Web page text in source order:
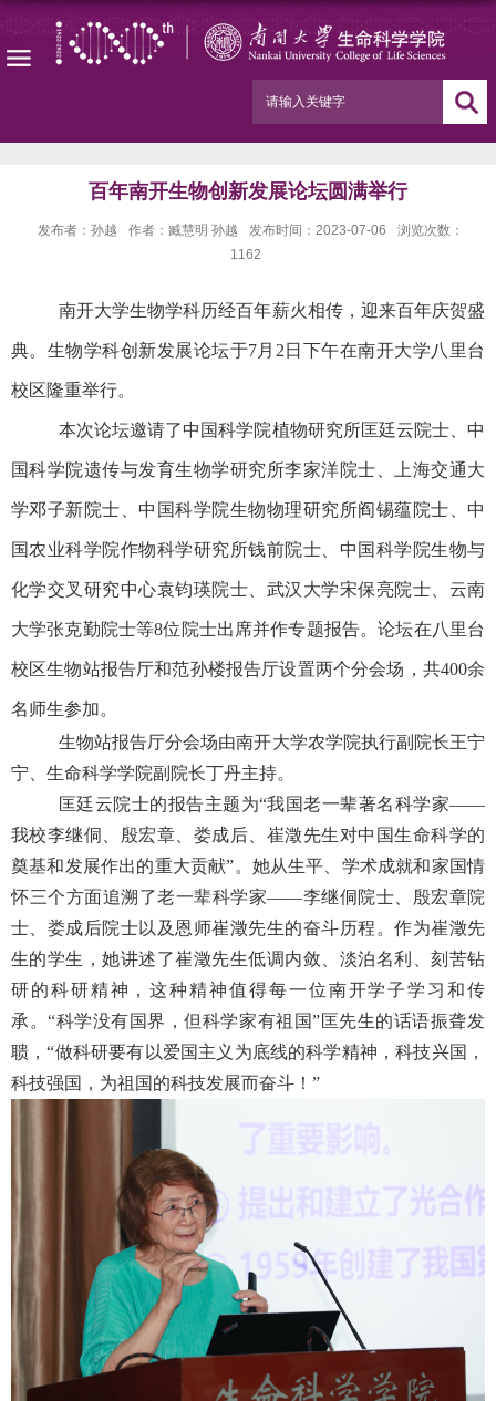
百年南开生物创新发展论坛圆满举行
发布者：孙越 作者：臧慧明 孙越 发布时间：2023-07-06
浏览次数：
1162
南开大学生物学科历经百年薪火相传，迎来百年庆贺盛
典。生物学科创新发展论坛于7月 2 日下午在南开大学八里台
校区隆重举行。
本次论坛邀请了中国科学院植物研究所匡廷云院士、中
国科学院遗传与发育生物学研究所李家洋院士、上海交通大
学邓子新院士、中国科学院生物物理研究所阎锡蕴院士、中
国农业科学院作物科学研究所钱前院士、中国科学院生物与
化学交叉研究中心袁钧瑛院士、武汉大学宋保亮院士、云南
大学张克勤院士等8位院士出席并作专题报告。论坛在八里台
校区生物站报告厅和范孙楼报告厅设置两个分会场，共400余
名师生参加。
生物站报告厅分会场由南开大学农学院执行副院长王宁
宁、生命科学学院副院长丁丹主持。
匡廷云院士的报告主题为“我国老一辈著名科学家——
我校李继侗、殷宏章、娄成后、崔澂先生对中国生命科学的
奠基和发展作出的重大贡献”。她从生平、学术成就和家国情
怀三个方面追溯了老一辈科学家——李继侗院士、殷宏章院
士、娄成后院士以及恩师崔澂先生的奋斗历程。作为崔澂先
生的学生，她讲述了崔澂先生低调内敛、淡泊名利、刻苦钻
研的科研精神，这种精神值得每一位南开学子学习和传
承。“科学没有国界，但科学家有祖国”匡先生的话语振聋发
聩，“做科研要有以爱国主义为底线的科学精神，科技兴国，
科技强国，为祖国的科技发展而奋斗！”